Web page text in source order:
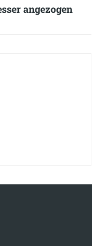
angezogen